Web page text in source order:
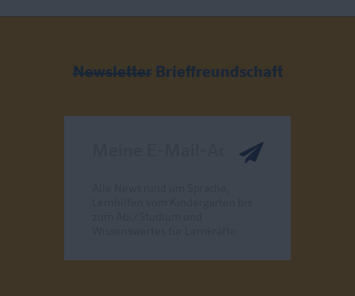
Newsletter Brieffreundschaft